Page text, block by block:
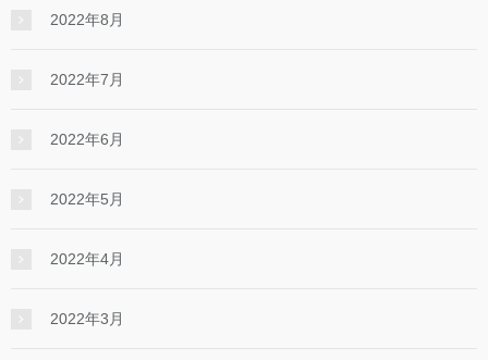
2022年8月
2022年7月
2022年6月
2022年5月
2022年4月
2022年3月